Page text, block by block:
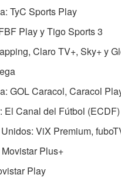
TyC Sports Play
Play y Tigo Sports 3
Claro TV+, Sky+ y
GOL Caracol, Caracol
El Canal del Fútbol (ECDF)
ViX Premium,
Plus+
Play